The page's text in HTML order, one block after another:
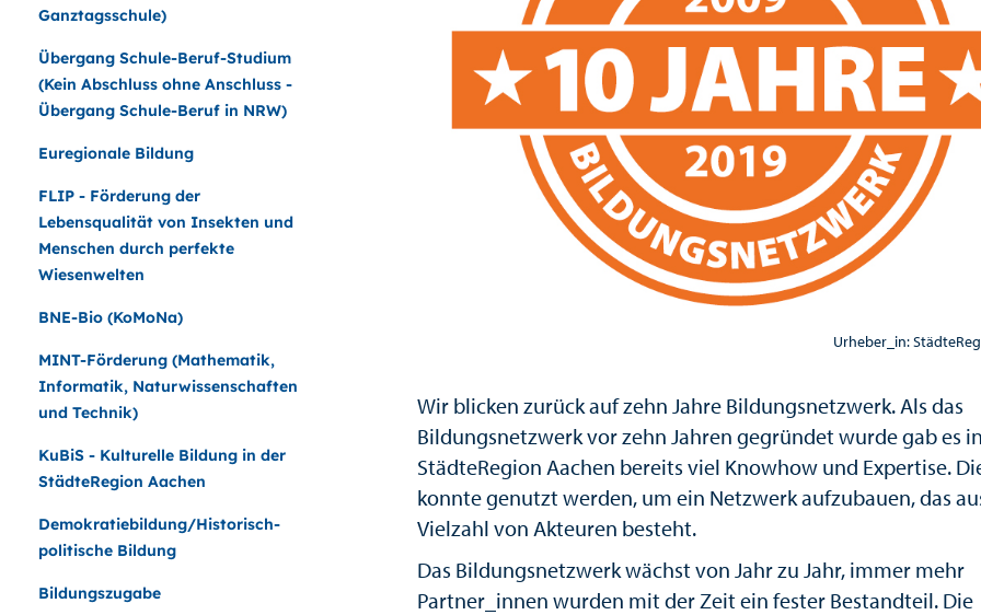
Ganztagsschule)
Übergang Schule-Beruf-Studium
(Kein Abschluss ohne Anschluss -
Übergang Schule-Beruf in NRW)
Euregionale Bildung
FLIP - Förderung der
Lebensqualität von Insekten und
Menschen durch perfekte
Wiesenwelten
BNE-Bio (KoMoNa)
MINT-Förderung (Mathematik,
Informatik, Naturwissenschaften
und Technik)
KuBiS - Kulturelle Bildung in der
StädteRegion Aachen
Demokratiebildung/Historisch-
politische Bildung
Bildungszugabe
Urheber_in:
Wir blicken zurück auf zehn Jahre Bildungsnetzwerk. Als das
Bildungsnetzwerk vor zehn Jahren gegründet wurde gab es
StädteRegion Aachen bereits viel Knowhow und Expertise.
konnte genutzt werden, um ein Netzwerk aufzubauen, das
Vielzahl von Akteuren besteht.
Das Bildungsnetzwerk wächst von Jahr zu Jahr, immer mehr
Partner_innen wurden mit der Zeit ein fester Bestandteil. Die